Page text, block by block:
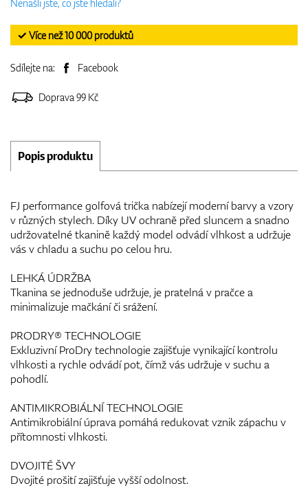
Nenašli jste, co jste hledali?
✓ Více než 10 000 produktů
Sdílejte na: Facebook
Doprava 99 Kč
Popis produktu
FJ performance golfová trička nabízejí moderní barvy a vzory
v různých stylech. Díky UV ochraně před sluncem a snadno
udržovatelné tkanině každý model odvádí vlhkost a udržuje
vás v chladu a suchu po celou hru.
LEHKÁ ÚDRŽBA
Tkanina se jednoduše udržuje, je pratelná v pračce a
minimalizuje mačkání či srážení.
PRODRY® TECHNOLOGIE
Exkluzivní ProDry technologie zajišťuje vynikající kontrolu
vlhkosti a rychle odvádí pot, čímž vás udržuje v suchu a
pohodlí.
ANTIMIKROBIÁLNÍ TECHNOLOGIE
Antimikrobiální úprava pomáhá redukovat vznik zápachu v
přítomnosti vlhkosti.
DVOJITÉ ŠVY
Dvojité prošití zajišťuje vyšší odolnost.